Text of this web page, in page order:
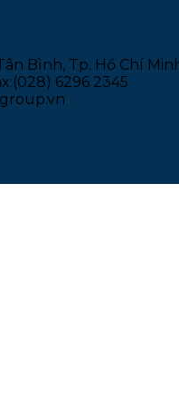
Bình, Tp. Hồ Chí
6296 2345